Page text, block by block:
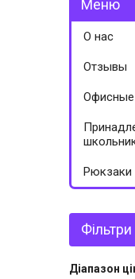
О нас
Отзывы
Офисные
Рюкзаки
Фільтри
Діапазон